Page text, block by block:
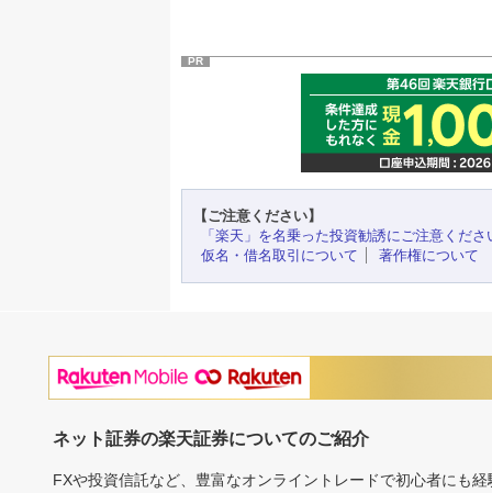
PR
【ご注意ください】
「楽天」を名乗った投資勧誘にご注意くださ
仮名・借名取引について
著作権について
ネット証券の楽天証券についてのご紹介
FXや投資信託など、豊富なオンライントレードで初心者にも